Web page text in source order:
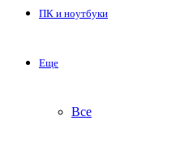
ПК и ноутбуки
Еще
Все